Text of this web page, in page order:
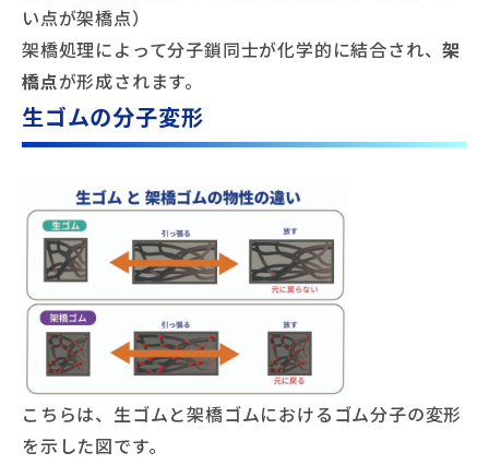
い点が架橋点）
架橋処理によって分子鎖同士が化学的に結合され、架
橋点が形成されます。
生ゴムの分子変形
こちらは、生ゴムと架橋ゴムにおけるゴム分子の変形
を示した図です。